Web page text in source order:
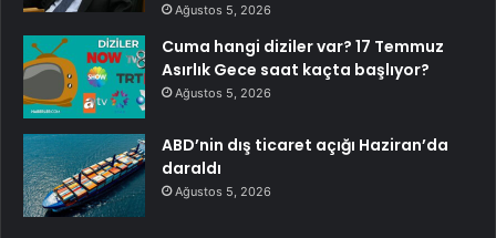
Ağustos 5, 2026
Cuma hangi diziler var? 17 Temmuz
Asırlık Gece saat kaçta başlıyor?
Ağustos 5, 2026
ABD’nin dış ticaret açığı Haziran’da
daraldı
Ağustos 5, 2026